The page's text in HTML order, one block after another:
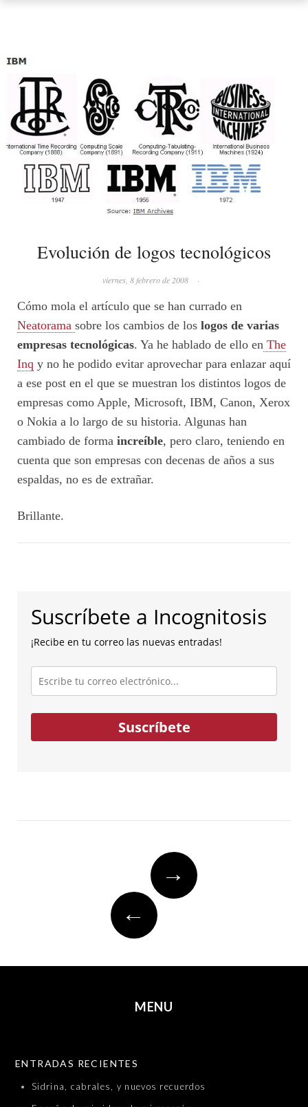
Evolución de logos tecnológicos
viernes, 8 febrero de 2008 ·
Cómo mola el artículo que se han currado en
Neatorama sobre los cambios de los logos de varias
empresas tecnológicas. Ya he hablado de ello en The
Inq y no he podido evitar aprovechar para enlazar aquí
a ese post en el que se muestran los distintos logos de
empresas como Apple, Microsoft, IBM, Canon, Xerox
o Nokia a lo largo de su historia. Algunas han
cambiado de forma increíble, pero claro, teniendo en
cuenta que son empresas con decenas de años a sus
espaldas, no es de extrañar.
Brillante.
Suscríbete a Incognitosis
¡Recibe en tu correo las nuevas entradas!
Escribe
tu
correo
electrónico...
Suscríbete
→
←
MENU
ENTRADAS RECIENTES
Sidrina, cabrales, y nuevos recuerdos